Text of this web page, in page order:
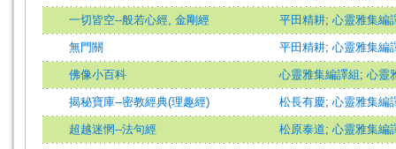
一切皆空--般若心經, 金剛經 平田精耕; 心靈雅集編
無門關 平田精耕; 心靈雅集編
佛像小百科 心靈雅集編譯組 ; 心靈
揭秘寶庫--密教經典(理趣經) 松長有慶; 心靈雅集編
超越迷惘--法句經 松原泰道; 心靈雅集編